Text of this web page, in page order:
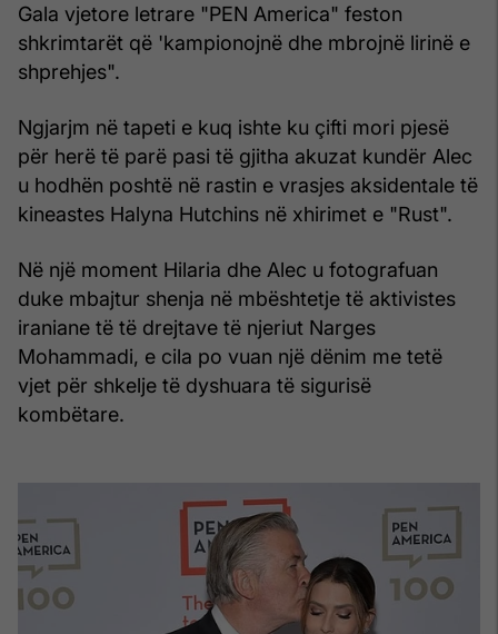
Gala vjetore letrare "PEN America" feston
shkrimtarët që 'kampionojnë dhe mbrojnë lirinë e
shprehjes".
Ngjarjm në tapeti e kuq ishte ku çifti mori pjesë
për herë të parë pasi të gjitha akuzat kundër Alec
u hodhën poshtë në rastin e vrasjes aksidentale të
kineastes Halyna Hutchins në xhirimet e "Rust".
Në një moment Hilaria dhe Alec u fotografuan
duke mbajtur shenja në mbështetje të aktivistes
iraniane të të drejtave të njeriut Narges
Mohammadi, e cila po vuan një dënim me tetë
vjet për shkelje të dyshuara të sigurisë
kombëtare.